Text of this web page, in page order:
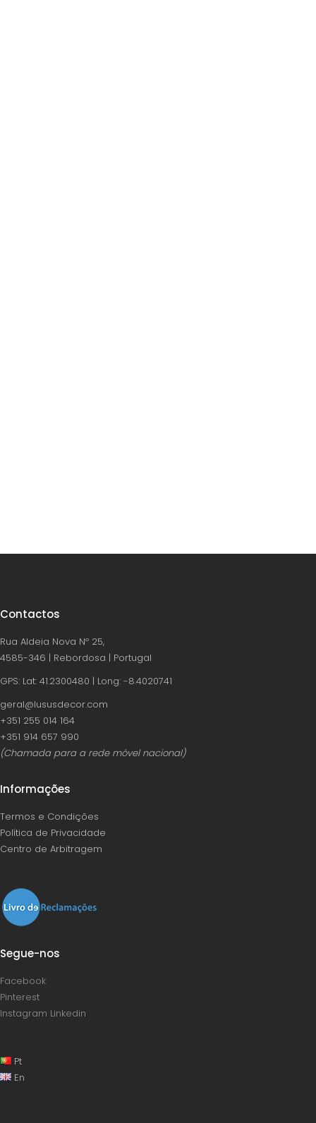
Contactos
Rua Aldeia Nova Nº 25,
4585-346 | Rebordosa | Portugal
GPS: Lat: 41.2300480 | Long: -8.4020741
geral@lususdecor.com
‪+351 255 014 164‬
‪+351 914 657 990
(Chamada para a rede móvel nacional)
Informações
Termos e Condições
Política de Privacidade
Centro de Arbitragem
Segue-nos
Facebook
Pinterest
Instagram Linkedin
Pt
En